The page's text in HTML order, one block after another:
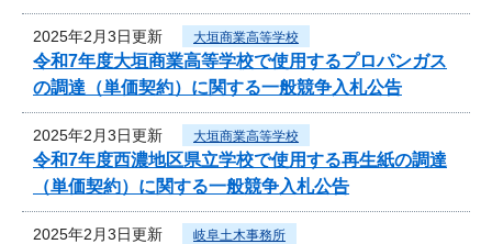
2025年2月3日更新 大垣商業高等学校
令和7年度大垣商業高等学校で使用するプロパンガス
の調達（単価契約）に関する一般競争入札公告
2025年2月3日更新 大垣商業高等学校
令和7年度西濃地区県立学校で使用する再生紙の調達
（単価契約）に関する一般競争入札公告
2025年2月3日更新 岐阜土木事務所